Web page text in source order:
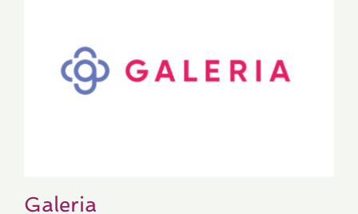
Galeria